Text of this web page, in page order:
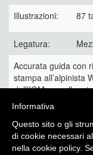
Illustrazioni:
87
Legatura:
Accurata guida con
stampa all’alpinista
dell’IGM, ma
sguardie. Non
80 €
Informativa
Questo sito o gli
di cookie necessari
nella cookie policy.